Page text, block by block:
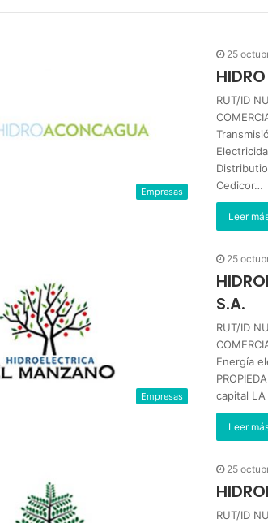
Empresas
25
RUT/ID
Cedicor…
Leer
Empresas
25
S.A.
RUT/ID
Energía
capital
Leer
25
RUT/ID